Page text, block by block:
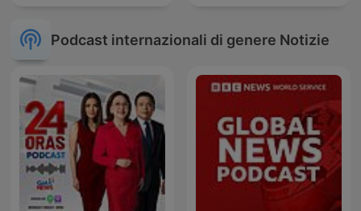
Podcast internazionali di genere Notizie